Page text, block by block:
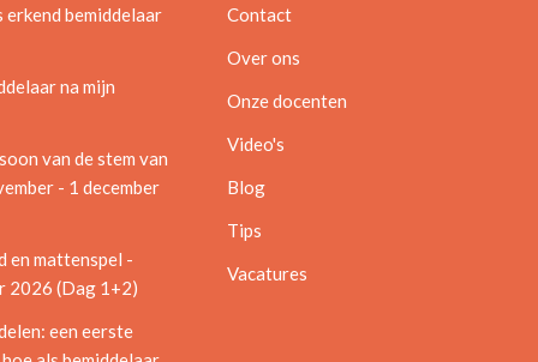
bemiddelaar
na mijn
van de stem van
- 1 december
en mattenspel -
2026 (Dag 1+2)
een eerste
Contact
Over ons
Onze docenten
Video's
Blog
Tips
Vacatures